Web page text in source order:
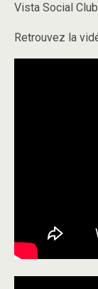
Vista Social
Retrouvez la